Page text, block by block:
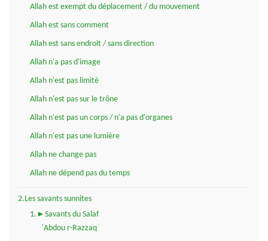
Allah est exempt du déplacement / du mouvement
Allah est sans comment
Allah est sans endroit / sans direction
Allah n'a pas d'image
Allah n'est pas limité
Allah n'est pas sur le trône
Allah n'est pas un corps / n'a pas d'organes
Allah n'est pas une lumière
Allah ne change pas
Allah ne dépend pas du temps
2.Les savants sunnites
1.►Savants du Salaf
'Abdou r-Razzaq